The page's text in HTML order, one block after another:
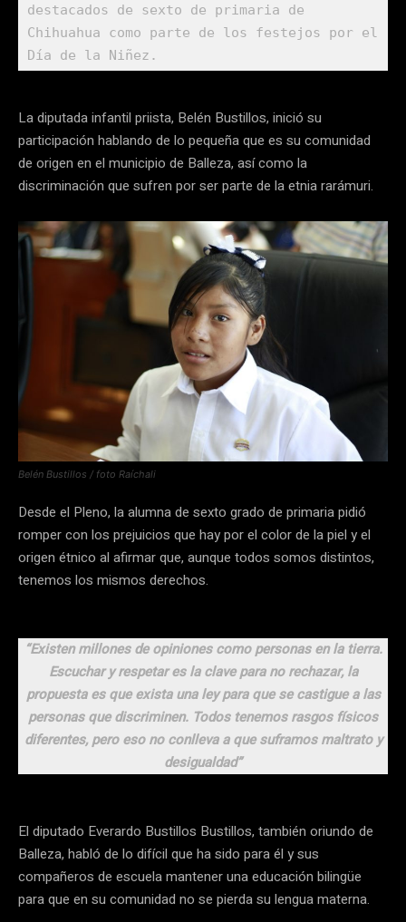
destacados de sexto de primaria de
Chihuahua como parte de los festejos por el
Día de la Niñez.
La diputada infantil priista, Belén Bustillos, inició su
participación hablando de lo pequeña que es su comunidad
de origen en el municipio de Balleza, así como la
discriminación que sufren por ser parte de la etnia rarámuri.
Belén Bustillos / foto Raíchali
Desde el Pleno, la alumna de sexto grado de primaria pidió
romper con los prejuicios que hay por el color de la piel y el
origen étnico al afirmar que, aunque todos somos distintos,
tenemos los mismos derechos.
“Existen millones de opiniones como personas en la tierra.
Escuchar y respetar es la clave para no rechazar, la
propuesta es que exista una ley para que se castigue a las
personas que discriminen. Todos tenemos rasgos físicos
diferentes, pero eso no conlleva a que suframos maltrato y
desigualdad”
El diputado Everardo Bustillos Bustillos, también oriundo de
Balleza, habló de lo difícil que ha sido para él y sus
compañeros de escuela mantener una educación bilingüe
para que en su comunidad no se pierda su lengua materna.